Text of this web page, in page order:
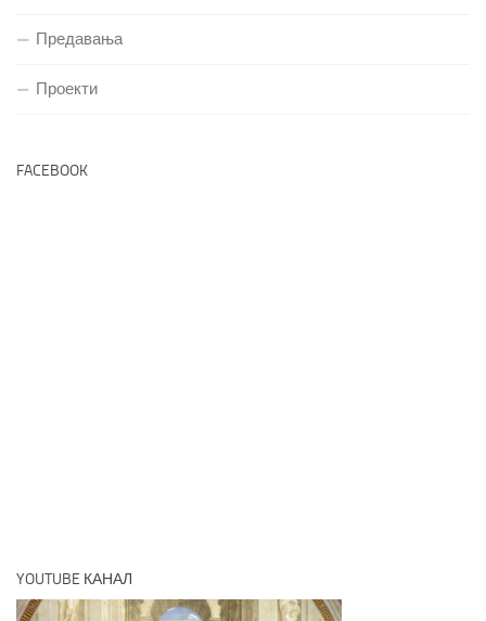
Предавања
Проекти
FACEBOOK
YOUTUBE КАНАЛ